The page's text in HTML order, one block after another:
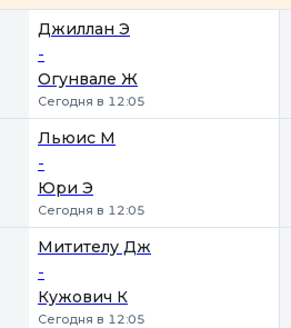
Джиллан Э
-
Огунвале Ж
Сегодня в 12:05
Льюис М
-
Юри Э
Сегодня в 12:05
Митителу Дж
-
Кужович К
Сегодня в 12:05